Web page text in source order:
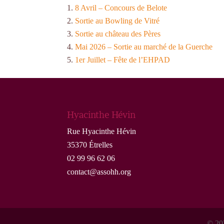
8 Avril – Concours de Belote
Sortie au Bowling de Vitré
Sortie au château des Pères
Mai 2026 – Sortie au marché de la Guerche
1er Juillet – Fête de l’EHPAD
Hyacinthe Hévin
Rue Hyacinthe Hévin
35370 Étrelles
02 99 96 62 06
contact@assohh.org